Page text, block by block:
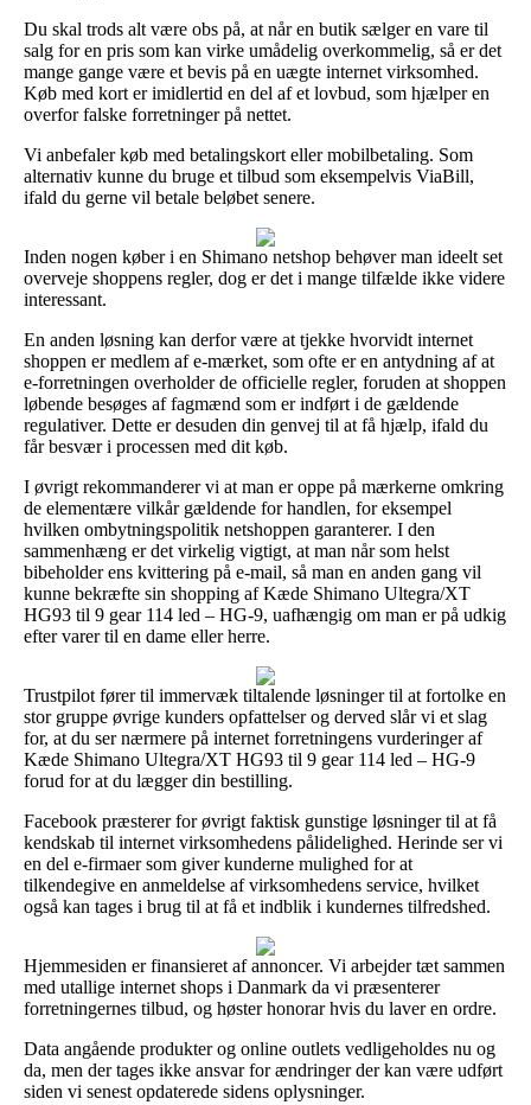
Du skal trods alt være obs på, at når en butik sælger en vare til
salg for en pris som kan virke umådelig overkommelig, så er det
mange gange være et bevis på en uægte internet virksomhed.
Køb med kort er imidlertid en del af et lovbud, som hjælper en
overfor falske forretninger på nettet.
Vi anbefaler køb med betalingskort eller mobilbetaling. Som
alternativ kunne du bruge et tilbud som eksempelvis ViaBill,
ifald du gerne vil betale beløbet senere.
Inden nogen køber i en Shimano netshop behøver man ideelt set
overveje shoppens regler, dog er det i mange tilfælde ikke videre
interessant.
En anden løsning kan derfor være at tjekke hvorvidt internet
shoppen er medlem af e-mærket, som ofte er en antydning af at
e-forretningen overholder de officielle regler, foruden at shoppen
løbende besøges af fagmænd som er indført i de gældende
regulativer. Dette er desuden din genvej til at få hjælp, ifald du
får besvær i processen med dit køb.
I øvrigt rekommanderer vi at man er oppe på mærkerne omkring
de elementære vilkår gældende for handlen, for eksempel
hvilken ombytningspolitik netshoppen garanterer. I den
sammenhæng er det virkelig vigtigt, at man når som helst
bibeholder ens kvittering på e-mail, så man en anden gang vil
kunne bekræfte sin shopping af Kæde Shimano Ultegra/XT
HG93 til 9 gear 114 led – HG-9, uafhængig om man er på udkig
efter varer til en dame eller herre.
Trustpilot fører til immervæk tiltalende løsninger til at fortolke en
stor gruppe øvrige kunders opfattelser og derved slår vi et slag
for, at du ser nærmere på internet forretningens vurderinger af
Kæde Shimano Ultegra/XT HG93 til 9 gear 114 led – HG-9
forud for at du lægger din bestilling.
Facebook præsterer for øvrigt faktisk gunstige løsninger til at få
kendskab til internet virksomhedens pålidelighed. Herinde ser vi
en del e-firmaer som giver kunderne mulighed for at
tilkendegive en anmeldelse af virksomhedens service, hvilket
også kan tages i brug til at få et indblik i kundernes tilfredshed.
Hjemmesiden er finansieret af annoncer. Vi arbejder tæt sammen
med utallige internet shops i Danmark da vi præsenterer
forretningernes tilbud, og høster honorar hvis du laver en ordre.
Data angående produkter og online outlets vedligeholdes nu og
da, men der tages ikke ansvar for ændringer der kan være udført
siden vi senest opdaterede sidens oplysninger.